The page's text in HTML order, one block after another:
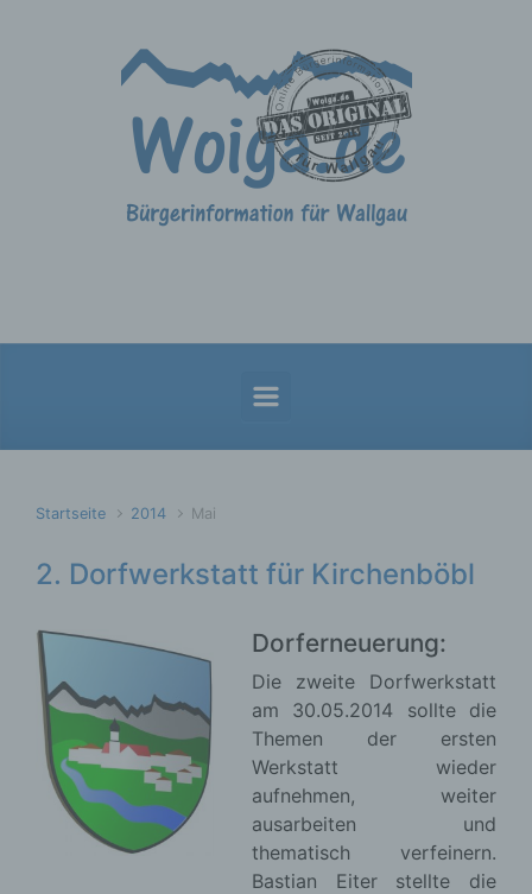
Startseite 2014 Mai
2. Dorfwerkstatt für Kirchenböbl
Dorferneuerung:
Die zweite Dorfwerkstatt
am 30.05.2014 sollte die
Themen der ersten
Werkstatt wieder
aufnehmen, weiter
ausarbeiten und
thematisch verfeinern.
Bastian Eiter stellte die